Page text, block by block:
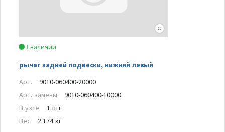
В наличии
рычаг задней подвески, нижний левый
Арт.
9010-060400-20000
Арт. замены
9010-060400-10000
В узле
1 шт.
Вес
2.174 кг